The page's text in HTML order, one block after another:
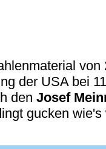
von
der USA bei
den Josef
gucken wie's